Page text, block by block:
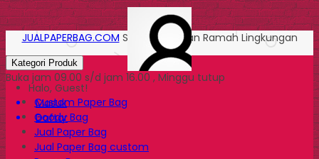
Halo, Guest!
Masuk
Daftar
JUALPAPERBAG.COM Solusi Kemasan Ramah Lingkungan
Kategori Produk
Buka jam 09.00 s/d jam 16.00 , Minggu tutup
Custom Paper Bag
Goody Bag
Jual Paper Bag
Jual Paper Bag custom